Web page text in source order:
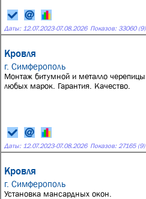
Даты: 12.07.2023-07.08.2026 Показов: 33060 (9)
Кровля
г. Симферополь
Монтаж битумной и металло черепицы
любых марок. Гарантия. Качество.
Даты: 12.07.2023-07.08.2026 Показов: 27165 (9)
Кровля
г. Симферополь
Установка мансардных окон.